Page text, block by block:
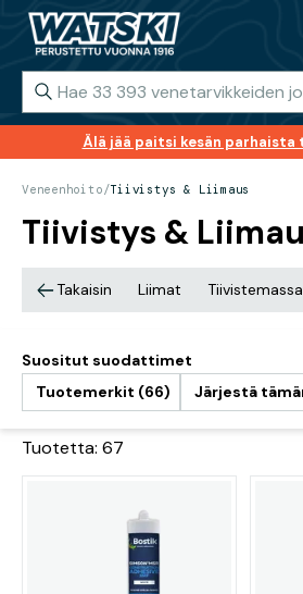
Älä jää paitsi kesän
Veneenhoito/Tiivistys & Liimaus
Tiivistys &
Takaisin Liimat
Suositut suodattimet
Tuotemerkit (66)
Järjestä
Tuotetta: 67